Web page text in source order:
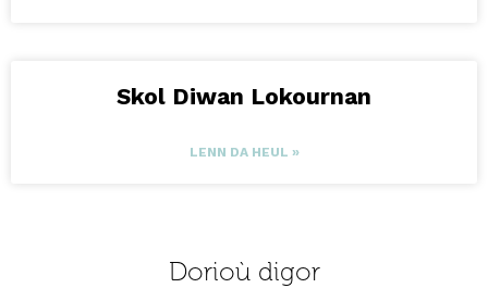
Skol Diwan Lokournan
LENN DA HEUL »
Dorioù digor